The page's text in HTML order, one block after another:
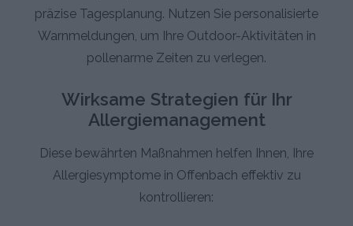
präzise Tagesplanung. Nutzen Sie personalisierte
Warnmeldungen, um Ihre Outdoor-Aktivitäten in
pollenarme Zeiten zu verlegen.
Wirksame Strategien für Ihr
Allergiemanagement
Diese bewährten Maßnahmen helfen Ihnen, Ihre
Allergiesymptome in Offenbach effektiv zu
kontrollieren: